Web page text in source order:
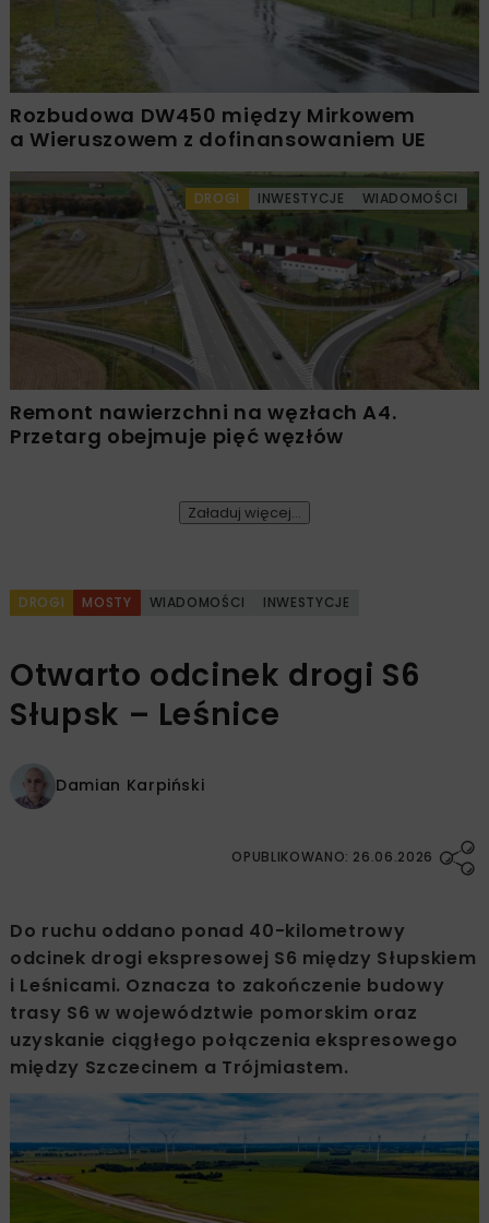
Rozbudowa DW450 między Mirkowem
a Wieruszowem z dofinansowaniem UE
DROGI INWESTYCJE WIADOMOŚCI
Remont nawierzchni na węzłach A4.
Przetarg obejmuje pięć węzłów
Załaduj więcej...
DROGI MOSTY WIADOMOŚCI INWESTYCJE
Otwarto odcinek drogi S6
Słupsk – Leśnice
Damian Karpiński
OPUBLIKOWANO: 26.06.2026
Do ruchu oddano ponad 40-kilometrowy
odcinek drogi ekspresowej S6 między Słupskiem
i Leśnicami. Oznacza to zakończenie budowy
trasy S6 w województwie pomorskim oraz
uzyskanie ciągłego połączenia ekspresowego
między Szczecinem a Trójmiastem.